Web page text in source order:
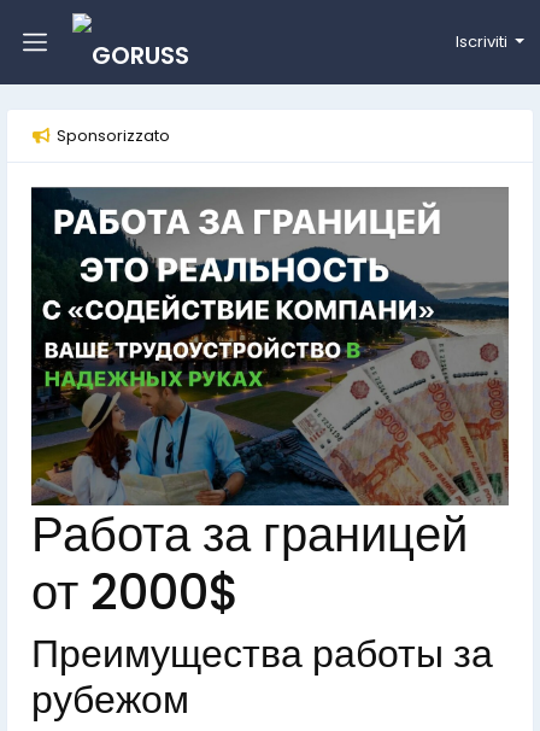
Iscriviti
Sponsorizzato
Работа за границей
от 2000$
Преимущества работы за
рубежом